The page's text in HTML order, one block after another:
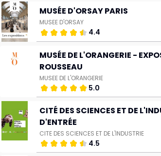
MUSÉE D'ORSAY PARIS
MUSEE D'ORSAY
4.4
MUSÉE DE L'ORANGERIE -
ROUSSEAU
MUSEE DE L'ORANGERIE
5.0
CITÉ DES SCIENCES ET DE
D'ENTRÉE
CITE DES SCIENCES ET DE L'INDUSTRIE
4.5